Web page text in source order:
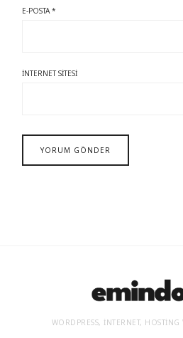
E-POSTA*
İNTERNET SITESI
WORDPRESS, İNTERNET, HOSTING